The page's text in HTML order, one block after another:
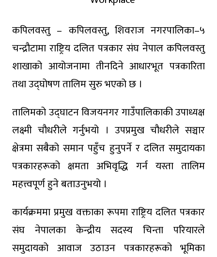
कपिलवस्तु – कपिलवस्तु, शिवराज नगरपालिका–५
चन्द्रौटामा राष्ट्रिय दलित पत्रकार संघ नेपाल कपिलवस्तु
शाखाको आयोजनामा तीनदिने आधारभूत पत्रकारिता
तथा उद्घोषण तालिम सुरु भएको छ ।
तालिमको उद्घाटन विजयनगर गाउँपालिकाकी उपाध्यक्ष
लक्ष्मी चौधरीले गर्नुभयो । उपप्रमुख चौधरीले सञ्चार
क्षेत्रमा सबैको समान पहुँच हुनुपर्ने र दलित समुदायका
पत्रकारहरूको क्षमता अभिवृद्धि गर्न यस्ता तालिम
महत्त्वपूर्ण हुने बताउनुभयो ।
कार्यक्रममा प्रमुख वक्ताका रूपमा राष्ट्रिय दलित पत्रकार
संघ नेपालका केन्द्रीय सदस्य चिन्ता परियारले
समुदायको आवाज उठाउन पत्रकारहरूको भूमिका